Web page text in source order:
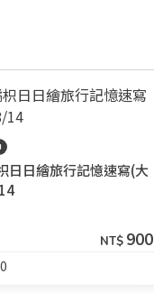
日日繪旅行記憶速寫(大
NT$ 900